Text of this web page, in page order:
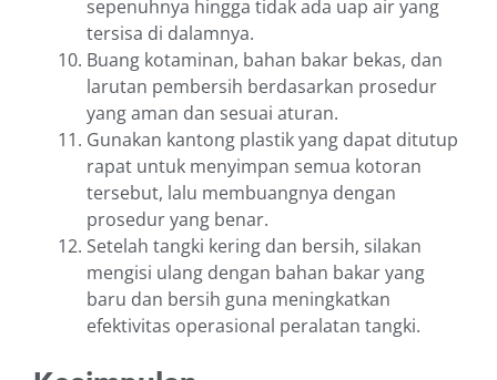
sepenuhnya hingga tidak ada uap air yang
tersisa di dalamnya.
Buang kotaminan, bahan bakar bekas, dan
larutan pembersih berdasarkan prosedur
yang aman dan sesuai aturan.
Gunakan kantong plastik yang dapat ditutup
rapat untuk menyimpan semua kotoran
tersebut, lalu membuangnya dengan
prosedur yang benar.
Setelah tangki kering dan bersih, silakan
mengisi ulang dengan bahan bakar yang
baru dan bersih guna meningkatkan
efektivitas operasional peralatan tangki.